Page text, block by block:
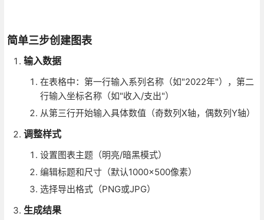
简单三步创建图表
输入数据
在表格中：第一行输入系列名称（如"2022年"），第二
行输入坐标名称（如"收入/支出"）
从第三行开始输入具体数值（奇数列X轴，偶数列Y轴）
调整样式
设置图表主题（明亮/暗黑模式）
编辑标题和尺寸（默认1000×500像素）
选择导出格式（PNG或JPG）
生成结果